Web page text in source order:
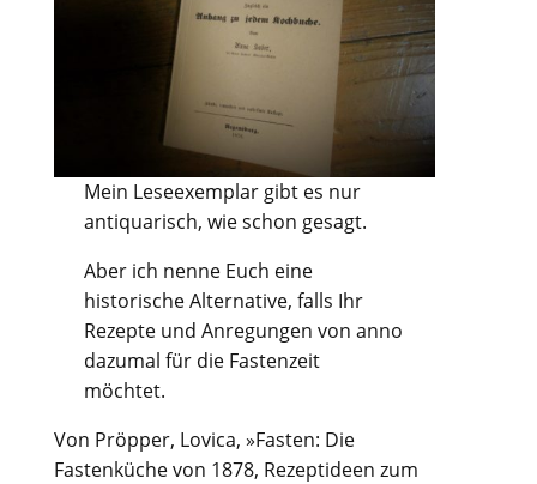
Mein Leseexemplar gibt es nur
antiquarisch, wie schon gesagt.
Aber ich nenne Euch eine
historische Alternative, falls Ihr
Rezepte und Anregungen von anno
dazumal für die Fastenzeit
möchtet.
Von Pröpper, Lovica, »Fasten: Die
Fastenküche von 1878, Rezeptideen zum